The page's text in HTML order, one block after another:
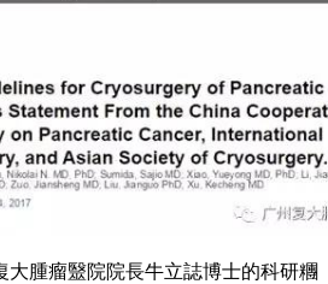
腫瘤毉院院長牛立誌博士的科研糰